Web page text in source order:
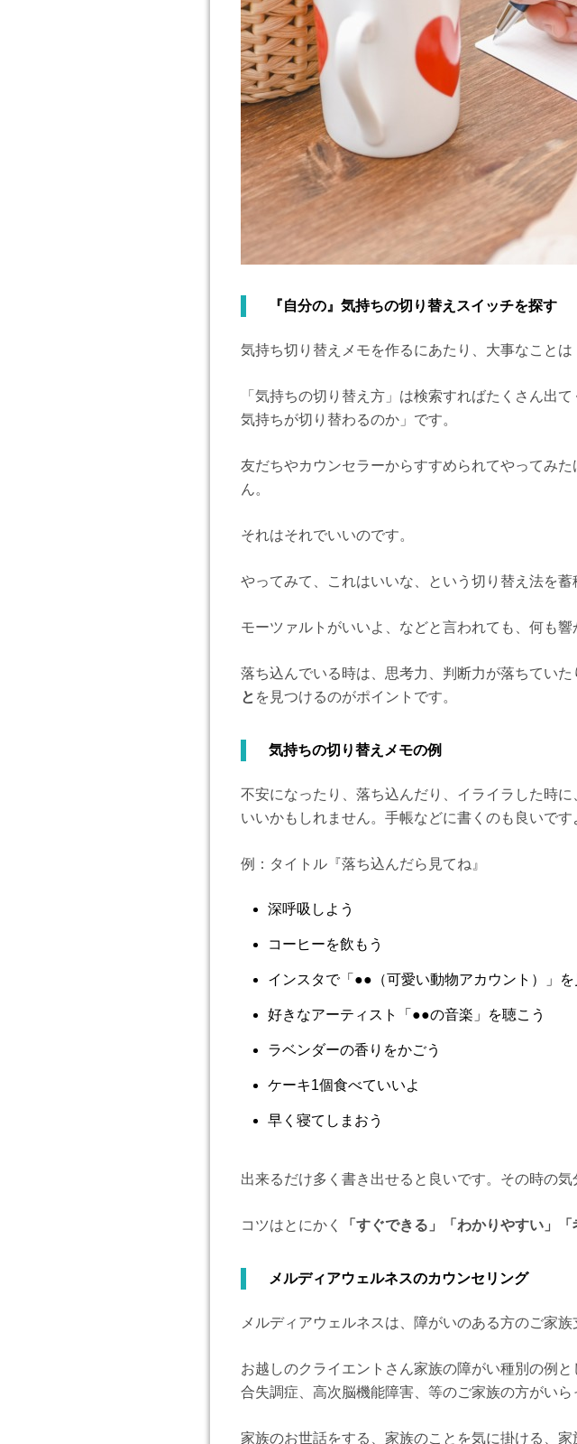
『自分の』気持ちの切り替えスイッチを探す
気持ち切り替えメモを作るにあたり、大事なことは
「気持ちの切り替え方」は検索すればたくさん出
気持ちが切り替わるのか」です。
友だちやカウンセラーからすすめられてやってみ
ん。
それはそれでいいのです。
やってみて、これはいいな、という切り替え法を
モーツァルトがいいよ、などと言われても、何も
落ち込んでいる時は、思考力、判断力が落ちていた
と を見つけるのがポイントです。
気持ちの切り替えメモの例
不安になったり、落ち込んだり、イライラした時
いいかもしれません。手帳などに書くのも良いです
例：タイトル『落ち込んだら見てね』
深呼吸しよう
コーヒーを飲もう
インスタで「●●（可愛い動物アカウント）」を
好きなアーティスト「●●の音楽」を聴こう
ラベンダーの香りをかごう
ケーキ1個食べていいよ
早く寝てしまおう
出来るだけ多く書き出せると良いです。その時の気
コツはとにかく 「すぐできる」「わかりやすい」「
メルディアウェルネスのカウンセリング
メルディアウェルネスは、障がいのある方のご家
お越しのクライエントさん家族の障がい種別の例
合失調症、高次脳機能障害、等のご家族の方がいら
家族のお世話をする、家族のことを気に掛ける、